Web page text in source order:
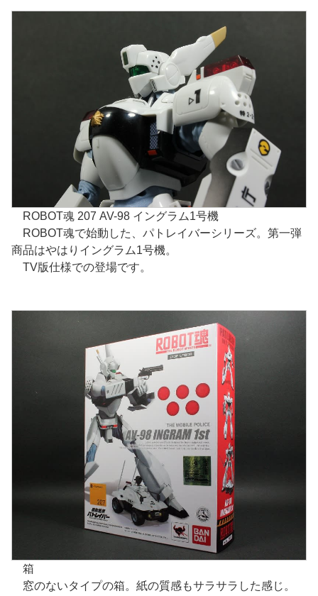
ROBOT魂 207 AV-98 イングラム1号機
ROBOT魂で始動した、パトレイバーシリーズ。第一弾
商品はやはりイングラム1号機。
TV版仕様での登場です。
箱
窓のないタイプの箱。紙の質感もサラサラした感じ。